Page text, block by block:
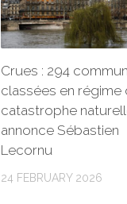
Crues : 294
classées en régime
catastrophe
annonce Sébastien
Lecornu
24 FEBRUARY 2026